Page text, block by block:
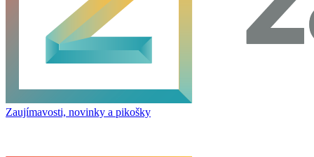
Zaujímavosti, novinky a pikošky